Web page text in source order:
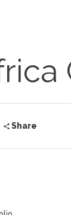
Share